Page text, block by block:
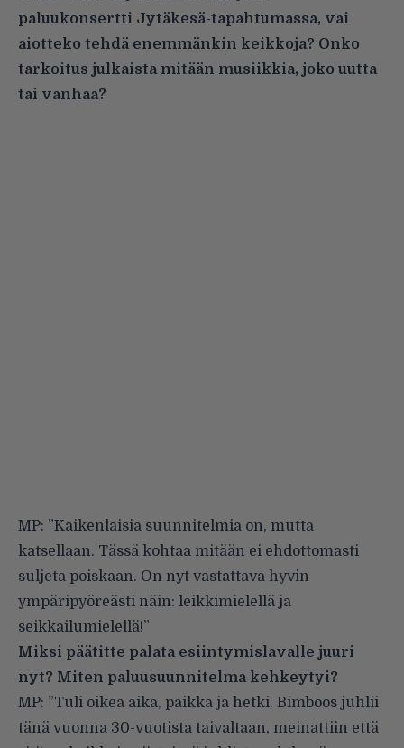
paluukonsertti Jytäkesä-tapahtumassa, vai
aiotteko tehdä enemmänkin keikkoja? Onko
tarkoitus julkaista mitään musiikkia, joko uutta
tai vanhaa?
MP: ”Kaikenlaisia suunnitelmia on, mutta
katsellaan. Tässä kohtaa mitään ei ehdottomasti
suljeta poiskaan. On nyt vastattava hyvin
ympäripyöreästi näin: leikkimielellä ja
seikkailumielellä!”
Miksi päätitte palata esiintymislavalle juuri
nyt? Miten paluusuunnitelma kehkeytyi?
MP: ”Tuli oikea aika, paikka ja hetki. Bimboos juhlii
tänä vuonna 30-vuotista taivaltaan, meinattiin että